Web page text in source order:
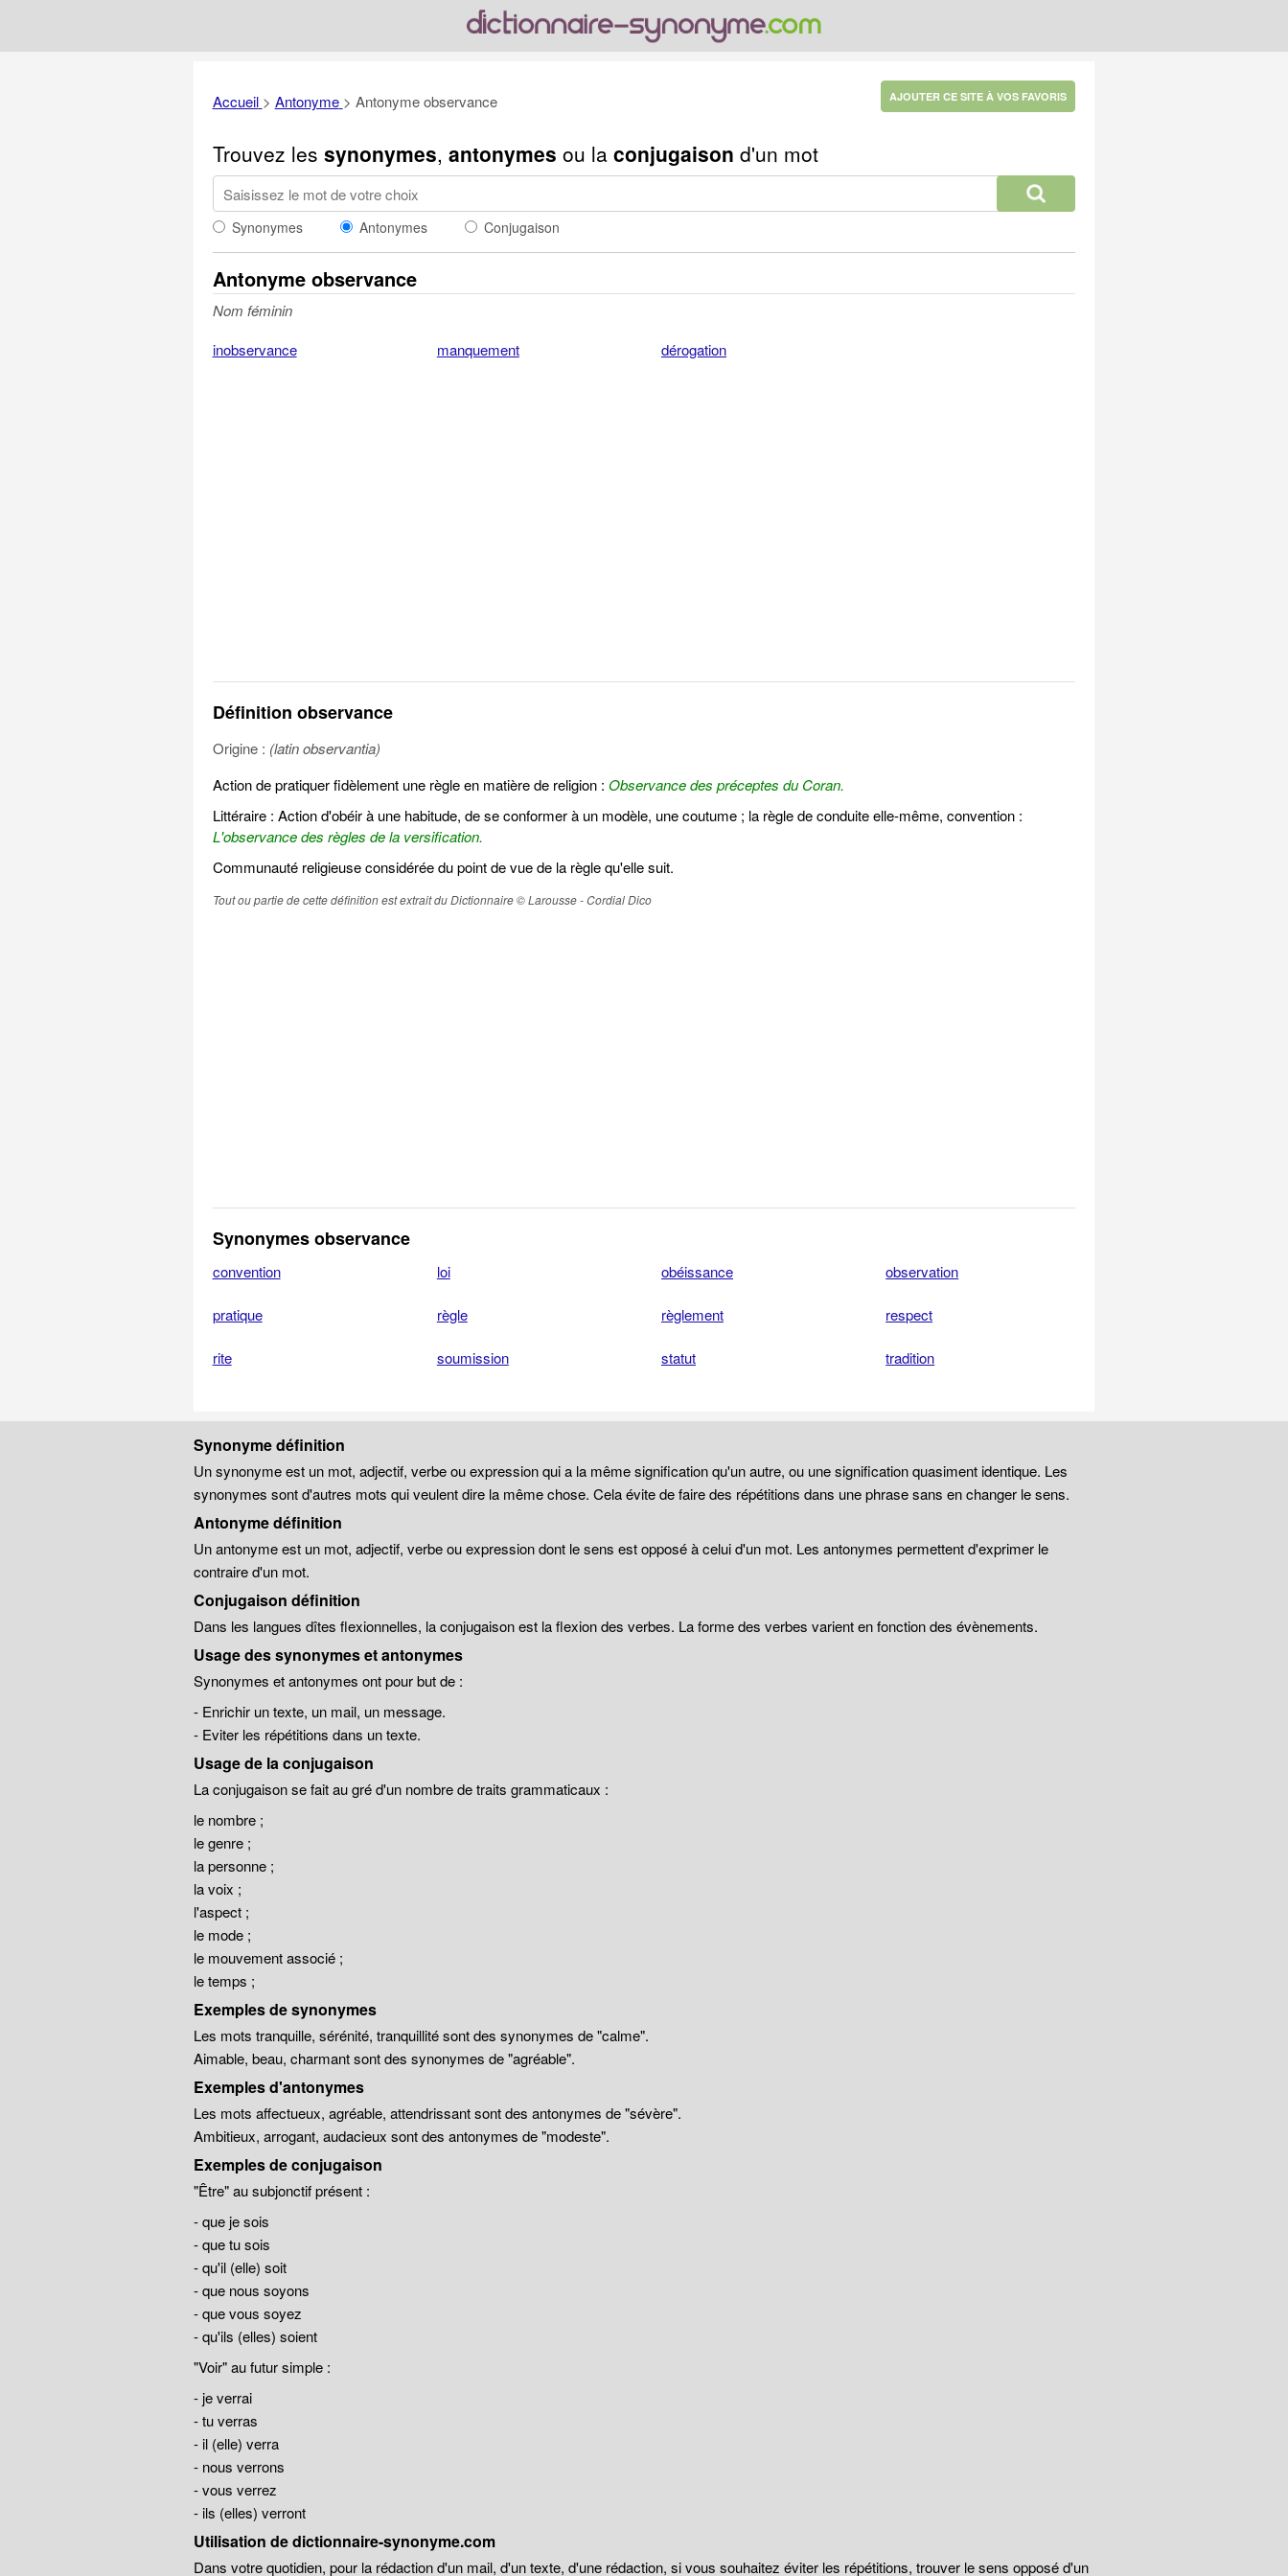
Accueil > Antonyme > Antonyme observance AJOUTER CE SITE À VOS FAVORIS
Trouvez les synonymes, antonymes ou la conjugaison d'un mot
Synonymes Antonymes Conjugaison
Antonyme observance
Nom féminin
inobservance
manquement dérogation
Définition observance
Origine : (latin observantia)
Action de pratiquer fidèlement une règle en matière de religion : Observance des préceptes du Coran.
Littéraire : Action d'obéir à une habitude, de se conformer à un modèle, une coutume ; la règle de conduite elle-même, convention :
L'observance des règles de la versification.
Communauté religieuse considérée du point de vue de la règle qu'elle suit.
Tout ou partie de cette définition est extrait du Dictionnaire © Larousse - Cordial Dico
Synonymes observance
convention loi obéissance observation
pratique règle règlement respect
rite soumission statut tradition
Synonyme définition
Un synonyme est un mot, adjectif, verbe ou expression qui a la même signification qu'un autre, ou une signification quasiment identique. Les
synonymes sont d'autres mots qui veulent dire la même chose. Cela évite de faire des répétitions dans une phrase sans en changer le sens.
Antonyme définition
Un antonyme est un mot, adjectif, verbe ou expression dont le sens est opposé à celui d'un mot. Les antonymes permettent d'exprimer le
contraire d'un mot.
Conjugaison définition
Dans les langues dîtes flexionnelles, la conjugaison est la flexion des verbes. La forme des verbes varient en fonction des évènements.
Usage des synonymes et antonymes
Synonymes et antonymes ont pour but de :
- Enrichir un texte, un mail, un message.
- Eviter les répétitions dans un texte.
Usage de la conjugaison
La conjugaison se fait au gré d'un nombre de traits grammaticaux :
le nombre ;
le genre ;
la personne ;
la voix ;
l'aspect ;
le mode ;
le mouvement associé ;
le temps ;
Exemples de synonymes
Les mots tranquille, sérénité, tranquillité sont des synonymes de "calme".
Aimable, beau, charmant sont des synonymes de "agréable".
Exemples d'antonymes
Les mots affectueux, agréable, attendrissant sont des antonymes de "sévère".
Ambitieux, arrogant, audacieux sont des antonymes de "modeste".
Exemples de conjugaison
"Être" au subjonctif présent :
- que je sois
- que tu sois
- qu'il (elle) soit
- que nous soyons
- que vous soyez
- qu'ils (elles) soient
"Voir" au futur simple :
- je verrai
- tu verras
- il (elle) verra
- nous verrons
- vous verrez
- ils (elles) verront
Utilisation de dictionnaire-synonyme.com
Dans votre quotidien, pour la rédaction d'un mail, d'un texte, d'une rédaction, si vous souhaitez éviter les répétitions, trouver le sens opposé d'un